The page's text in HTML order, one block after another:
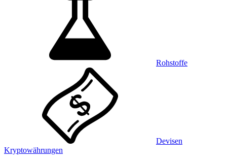
Rohstoffe
Devisen
Kryptowährungen